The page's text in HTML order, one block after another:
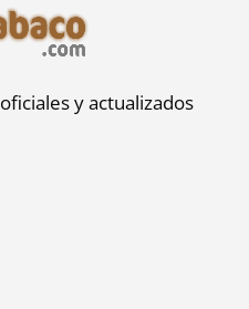
oficiales y actualizados